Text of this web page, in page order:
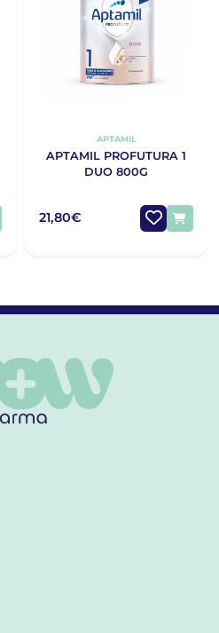
APTAMIL
APTAMIL PROFUTURA 1
DUO 800G
21,80€